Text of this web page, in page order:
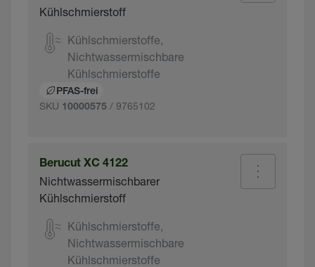
Kühlschmierstoff
Kühlschmierstoffe,
Nichtwassermischbare
Kühlschmierstoffe
PFAS-frei
SKU 10000575 / 9765102
Berucut XC 4122
Nichtwassermischbarer
Kühlschmierstoff
Kühlschmierstoffe,
Nichtwassermischbare
Kühlschmierstoffe